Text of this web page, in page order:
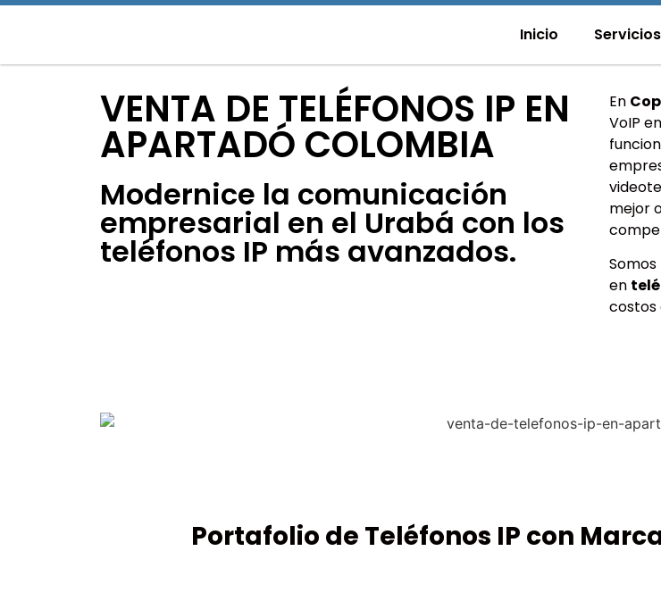
Inicio
VENTA DE TELÉFONOS IP EN
APARTADÓ COLOMBIA
Modernice la comunicación
empresarial en el Urabá con los
teléfonos IP más avanzados.
En
VoIP en
mejor
Somos
en
costos
Portafolio de Teléfonos IP con